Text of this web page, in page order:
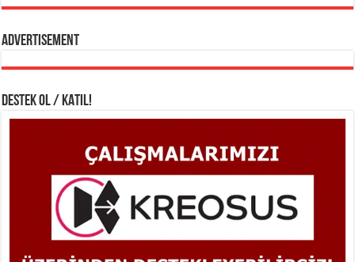
Advertisement
DESTEK OL / KATIL!